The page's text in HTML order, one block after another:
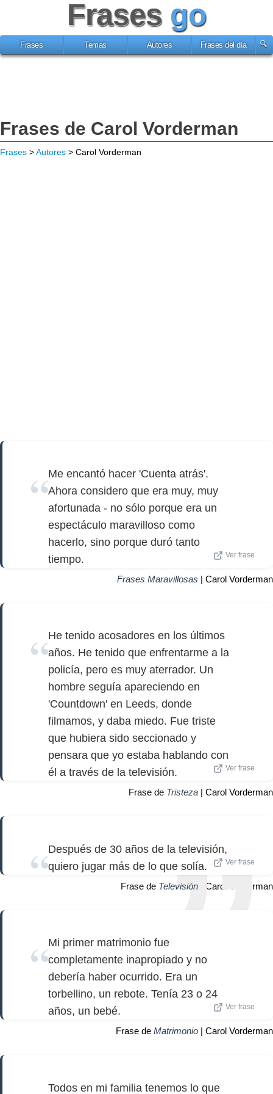
Frases go
Frases Temas Autores Frases del día
Frases de Carol Vorderman
Frases >Autores > Carol Vorderman
Me encantó hacer 'Cuenta atrás'.
Ahora considero que era muy, muy
afortunada - no sólo porque era un
espectáculo maravilloso como
hacerlo, sino porque duró tanto
tiempo.
Ver frase
Frases Maravillosas | Carol Vorderman
He tenido acosadores en los últimos
años. He tenido que enfrentarme a la
policía, pero es muy aterrador. Un
hombre seguía apareciendo en
'Countdown' en Leeds, donde
filmamos, y daba miedo. Fue triste
que hubiera sido seccionado y
pensara que yo estaba hablando con
él a través de la televisión.
Ver frase
Frase de Tristeza | Carol Vorderman
Después de 30 años de la televisión,
quiero jugar más de lo que solía.
Ver frase
Frase de Televisión | Carol Vorderman
Mi primer matrimonio fue
completamente inapropiado y no
debería haber ocurrido. Era un
torbellino, un rebote. Tenía 23 o 24
años, un bebé.
Ver frase
Frase de Matrimonio | Carol Vorderman
Todos en mi familia tenemos lo que